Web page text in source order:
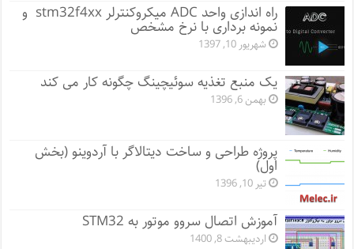
راه اندازی واحد ADC میکروکنترلر stm32f4xx و
نمونه برداری با نرخ مشخص
شهریور 10, 1397
یک منبع تغذیه سوئیچینگ چگونه کار می کند
بهمن 6, 1396
پروژه طراحی و ساخت دیتالاگر با آردوینو (بخش
اول)
تیر 10, 1396
آموزش اتصال سروو موتور به STM32
اردیبهشت 8, 1400